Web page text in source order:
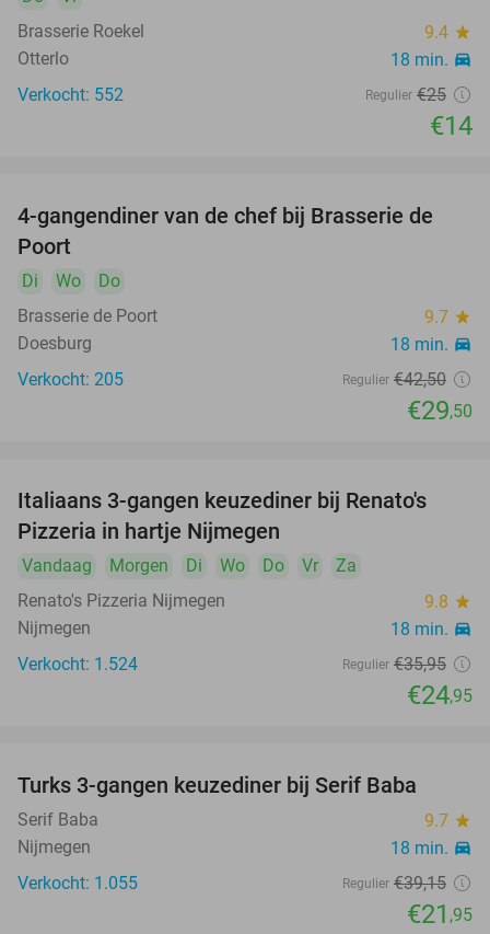
Brasserie Roekel
9.4 star
Otterlo 18 min. directions_car
Verkocht: 552 Regulier €25
€14
31%
4-gangendiner van de chef bij Brasserie de
Poort
Di Wo
Do
Brasserie de Poort
9.7 star
Doesburg 18 min. directions_car
Verkocht: 205 Regulier €42,50
€29,50
31%
Italiaans 3-gangen keuzediner bij Renato's
Pizzeria in hartje Nijmegen
Vandaag Morgen Di Wo Do Vr
Za
Renato's Pizzeria Nijmegen
9.8 star
Nijmegen 18 min. directions_car
Verkocht: 1.524 Regulier €35,95
€24,95
Turks 3-gangen keuzediner bij Serif Baba
Serif Baba 9.7 star
Nijmegen 18 min. directions_car
Verkocht: 1.055 Regulier €39,15
€21 ,95